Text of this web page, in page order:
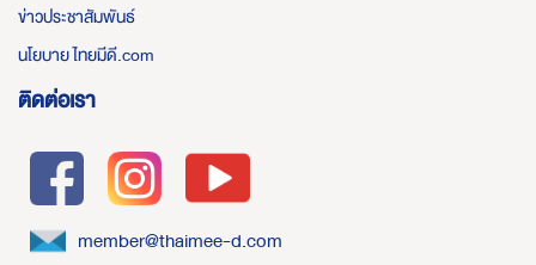
ข่าวประชาสัมพันธ์
นโยบาย ไทยมีดี.com
ติดต่อเรา
member@thaimee-d.com